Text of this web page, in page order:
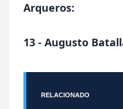
Arqueros:
13 - Augusto
RELACIONADO